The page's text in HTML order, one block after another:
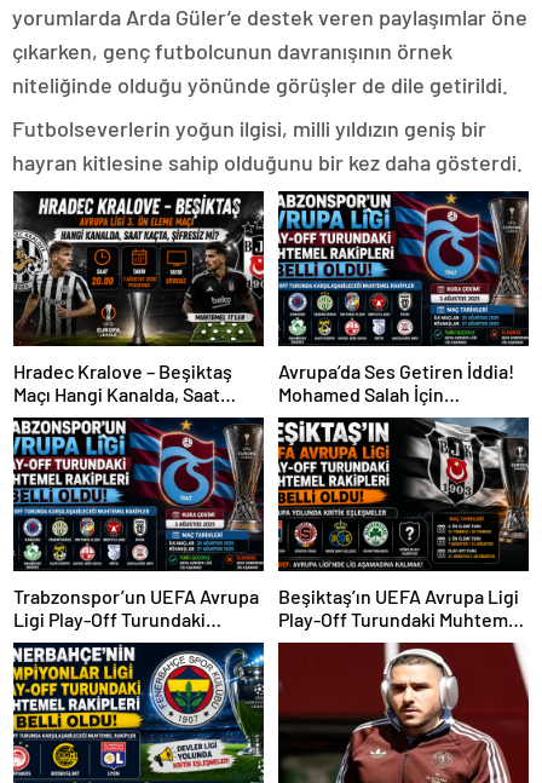
yorumlarda Arda Güler’e destek veren paylaşımlar öne
çıkarken, genç futbolcunun davranışının örnek
niteliğinde olduğu yönünde görüşler de dile getirildi.
Futbolseverlerin yoğun ilgisi, milli yıldızın geniş bir
hayran kitlesine sahip olduğunu bir kez daha gösterdi.
Hradec Kralove – Beşiktaş
Maçı Hangi Kanalda, Saat
Kaçta, Şifresiz Mi?
Avrupa’da Ses Getiren İddia!
Mohamed Salah İçin
Trabzonspor Sürprizi
Trabzonspor’un UEFA Avrupa
Ligi Play-Off Turundaki
Muhtemel Rakipleri Belli
Oldu!
Beşiktaş’ın UEFA Avrupa Ligi
Play-Off Turundaki Muhtemel
Rakipleri Belli Oldu! Avrupa
Yolunda Kritik Eşleşmeler